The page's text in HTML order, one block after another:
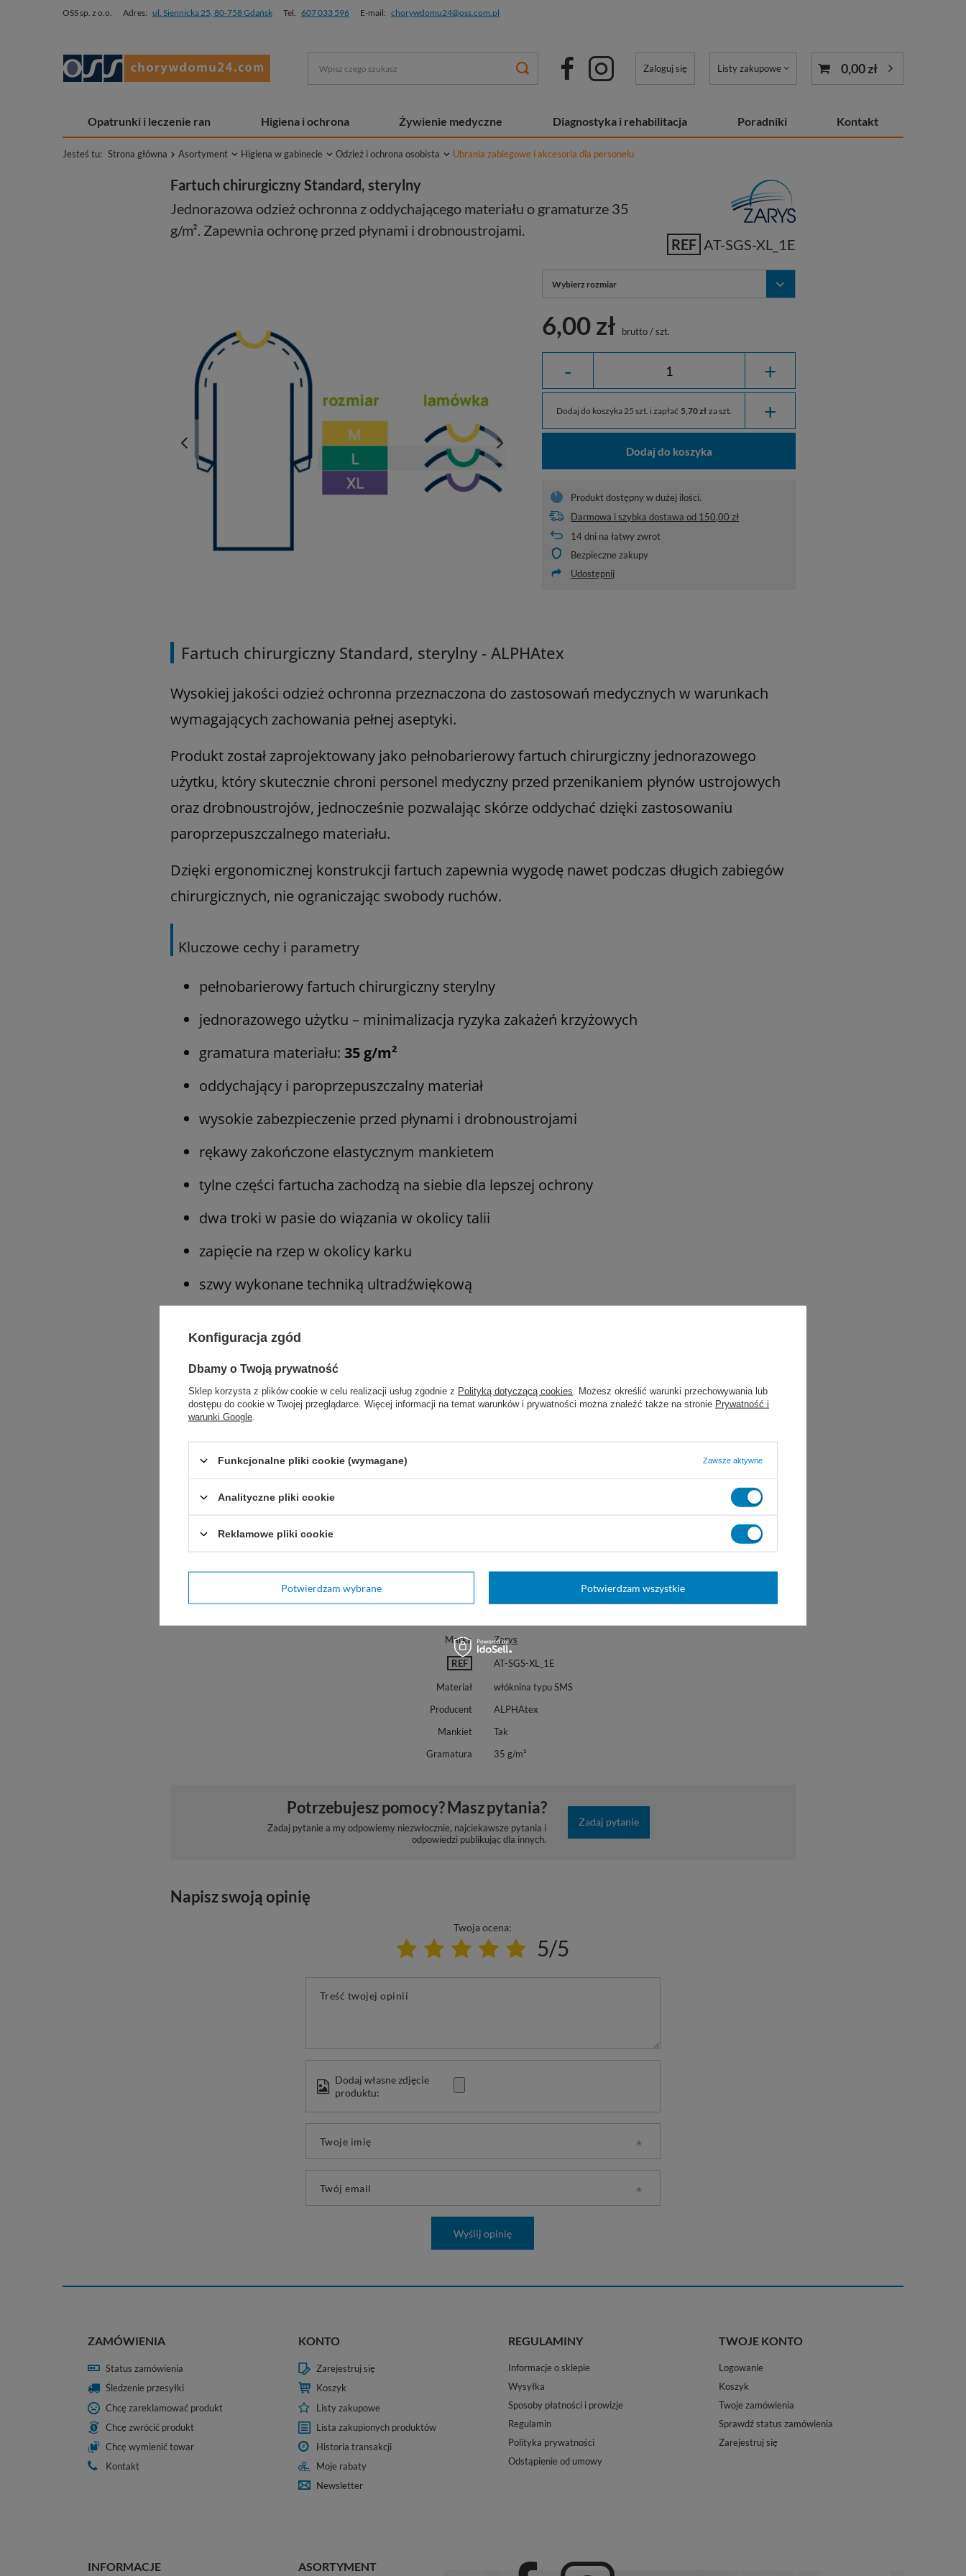
OSS sp. z o.o. Adres: ul. Siennicka 25, 80-758 Gdańsk Tel. 607 033 596 E-mail: chorywdomu24@oss.com.pl
Zaloguj się Listy zakupowe 0,00 zł
Opatrunki i leczenie ran Higiena i ochrona Żywienie medyczne Diagnostyka i rehabilitacja Poradniki Kontakt
Jesteś tu: Strona główna Asortyment Higiena w gabinecie Odzież i ochrona osobista Ubrania zabiegowe i akcesoria dla personelu
Fartuch chirurgiczny Standard, sterylny
Jednorazowa odzież ochronna z oddychającego materiału o gramaturze 35
g/m². Zapewnia ochronę przed płynami i drobnoustrojami.
REF AT-SGS-XL_1E
Wybierz rozmiar
6,00 zł brutto/szt.
- +
Dodaj do koszyka 25 szt. i zapłać 5,70 zł za szt. +
Dodaj do koszyka
Produkt dostępny w dużej ilości.
Darmowa i szybka dostawa od 150,00 zł
14dni na łatwy zwrot
Bezpieczne zakupy
Udostępnij
Fartuch chirurgiczny Standard, sterylny - ALPHAtex
Wysokiej jakości odzież ochronna przeznaczona do zastosowań medycznych w warunkach
wymagających zachowania pełnej aseptyki.
Produkt został zaprojektowany jako pełnobarierowy fartuch chirurgiczny jednorazowego
użytku, który skutecznie chroni personel medyczny przed przenikaniem płynów ustrojowych
oraz drobnoustrojów, jednocześnie pozwalając skórze oddychać dzięki zastosowaniu
paroprzepuszczalnego materiału.
Dzięki ergonomicznej konstrukcji fartuch zapewnia wygodę nawet podczas długich zabiegów
chirurgicznych, nie ograniczając swobody ruchów.
Kluczowe cechy i parametry
pełnobarierowy fartuch chirurgiczny sterylny
jednorazowego użytku – minimalizacja ryzyka zakażeń krzyżowych
gramatura materiału: 35 g/m²
oddychający i paroprzepuszczalny materiał
wysokie zabezpieczenie przed płynami i drobnoustrojami
rękawy zakończone elastycznym mankietem
tylne części fartucha zachodzą na siebie dla lepszej ochrony
dwa troki w pasie do wiązania w okolicy talii
zapięcie na rzep w okolicy karku
szwy wykonane techniką ultradźwiękową
wariant ekonomiczny (AT-SGS x1) –
Zastosowanie
oddziały szpitalne
gabinety zabiegowe i ambulatoryjne
Marka Zarys
REF AT-SGS-XL_1E
Materiał
włóknina typu SMS
Producent
ALPHAtex
Mankiet
Tak
Gramatura
35 g/m²
Potrzebujesz pomocy? Masz pytania?
Zadaj pytanie a my odpowiemy niezwłocznie, najciekawsze pytania i
odpowiedzi publikując dla innych.
Zadaj pytanie
Napisz swoją opinię
Twoja ocena:
5/5
Treść twojej opinii
Dodaj własne zdjęcie
produktu:
Twoje imię
Twój email
Wyślij opinię
ZAMÓWIENIA
Status zamówienia
Śledzenie przesyłki
Chcę zareklamować produkt
Chcę zwrócić produkt
Chcę wymienić towar
Kontakt
KONTO
Zarejestruj się
Koszyk
Listy zakupowe
Lista zakupionych produktów
Historia transakcji
Moje rabaty
Newsletter
REGULAMINY
Informacje o sklepie
Wysyłka
Sposoby płatności i prowizje
Regulamin
Polityka prywatności
Odstąpienie od umowy
TWOJE KONTO
Logowanie
Koszyk
Twoje zamówienia
Sprawdź status zamówienia
Zarejestruj się
INFORMACJE ASORTYMENT
Konfiguracja zgód
Dbamy o Twoją prywatność
Sklep korzysta z plików cookie w celu realizacji usług zgodnie z Polityką dotyczącą cookies . Możesz określić warunki przechowywania lub
dostępu do cookie w Twojej przeglądarce. Więcej informacji na temat warunków i prywatności można znaleźć także na stronie Prywatność i
warunki Google
Funkcjonalne pliki cookie (wymagane) Zawsze aktywne
Analityczne pliki cookie
Reklamowe pliki cookie
Potwierdzam wybrane Potwierdzam wszystkie